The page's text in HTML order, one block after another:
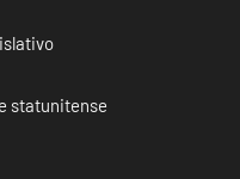
statunitense